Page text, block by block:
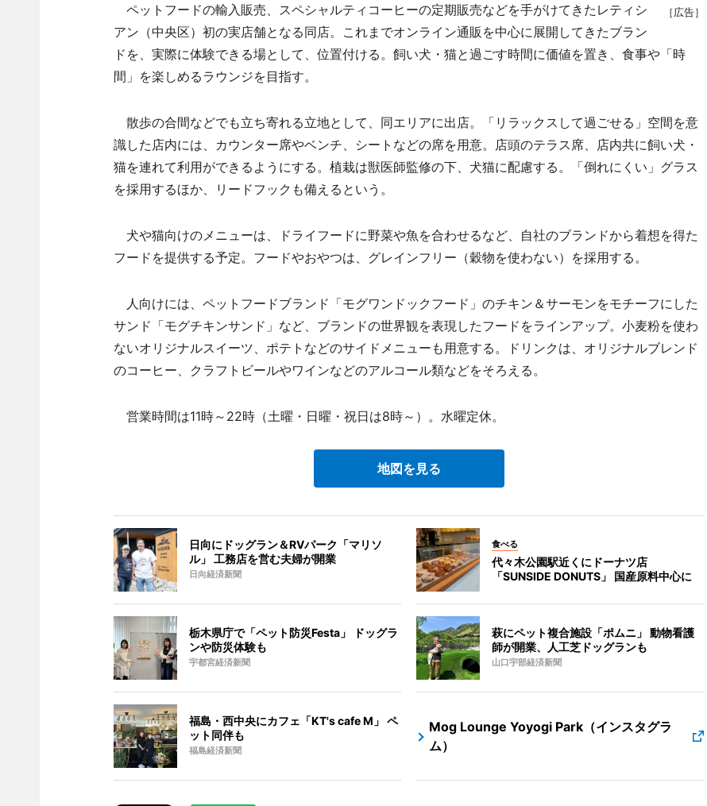
［広告］
ペットフードの輸入販売、スペシャルティコーヒーの定期販売などを手がけてきたレティシ
アン（中央区）初の実店舗となる同店。これまでオンライン通販を中心に展開してきたブラン
ドを、実際に体験できる場として、位置付ける。飼い犬・猫と過ごす時間に価値を置き、食事や「時
間」を楽しめるラウンジを目指す。
散歩の合間などでも立ち寄れる立地として、同エリアに出店。「リラックスして過ごせる」空間を意
識した店内には、カウンター席やベンチ、シートなどの席を用意。店頭のテラス席、店内共に飼い犬・
猫を連れて利用ができるようにする。植栽は獣医師監修の下、犬猫に配慮する。「倒れにくい」グラス
を採用するほか、リードフックも備えるという。
犬や猫向けのメニューは、ドライフードに野菜や魚を合わせるなど、自社のブランドから着想を得た
フードを提供する予定。フードやおやつは、グレインフリー（穀物を使わない）を採用する。
人向けには、ペットフードブランド「モグワンドックフード」のチキン＆サーモンをモチーフにした
サンド「モグチキンサンド」など、ブランドの世界観を表現したフードをラインアップ。小麦粉を使わ
ないオリジナルスイーツ、ポテトなどのサイドメニューも用意する。ドリンクは、オリジナルブレンド
のコーヒー、クラフトビールやワインなどのアルコール類などをそろえる。
営業時間は11時～22時（土曜・日曜・祝日は8時～）。水曜定休。
地図を見る
日向にドッグラン＆RVパーク「マリソ
ル」 工務店を営む夫婦が開業
日向経済新聞
食べる
代々木公園駅近くにドーナツ店
「SUNSIDE DONUTS」 国産原料中心に
栃木県庁で「ペット防災Festa」 ドッグラ
ンや防災体験も
宇都宮経済新聞
萩にペット複合施設「ポムニ」 動物看護
師が開業、人工芝ドッグランも
山口宇部経済新聞
福島・西中央にカフェ「KT's cafe M」 ペ
ット同伴も
福島経済新聞
Mog Lounge Yoyogi Park（インスタグラ
ム）